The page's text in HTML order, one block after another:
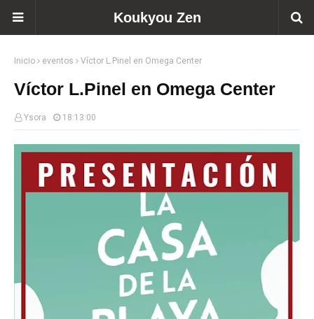
Koukyou Zen
Inicio eventos Víctor L.Pinel en Omega Center
Víctor L.Pinel en Omega Center
Ysora 18:13:00